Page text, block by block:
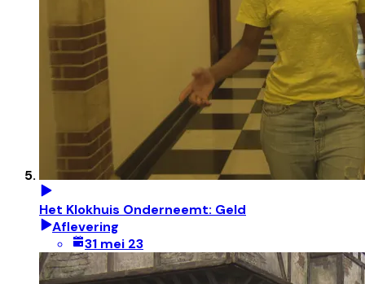
Het Klokhuis Onderneemt: Geld
Aflevering
31 mei 23